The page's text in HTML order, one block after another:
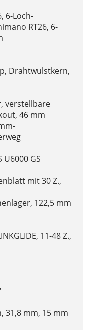
6-Loch-
RT26, 6-
Drahtwulstkern,
verstellbare
46 mm
U6000 GS
mit 30 Z.,
122,5 mm
11-48 Z.,
31,8 mm, 15 mm